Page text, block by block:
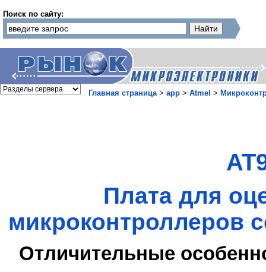
Поиск по сайту:
Главная страница> app > Atmel >
Плата для
микроконтроллеров
Отличительные